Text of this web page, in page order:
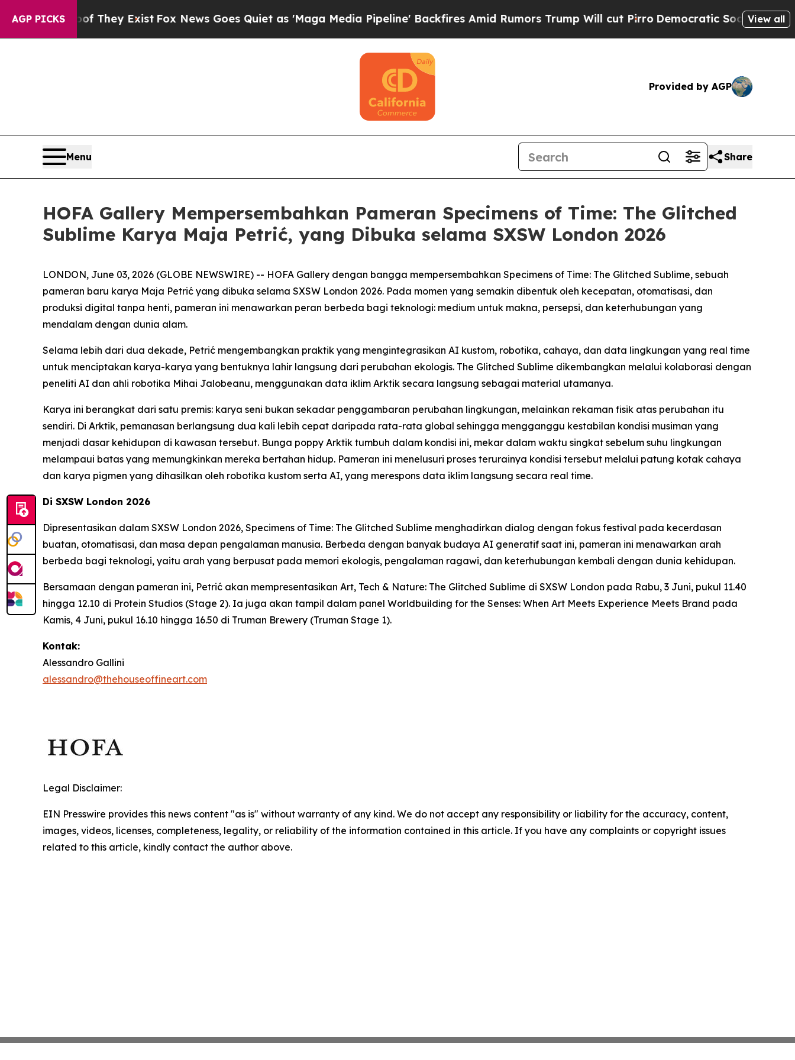
AGP PICKS
no Proof They ExistFox News Goes Quiet as 'Maga Media Pipeline' Backfires Amid Rumors Trump Will cut PirroDemocratic Socialists ofView all
Provided by AGP
Menu Share
HOFA Gallery Mempersembahkan Pameran Specimens of Time: The Glitched
Sublime Karya Maja Petrić, yang Dibuka selama SXSW London 2026
LONDON, June 03, 2026 (GLOBE NEWSWIRE) -- HOFA Gallery dengan bangga mempersembahkan Specimens of Time: The Glitched Sublime, sebuah
pameran baru karya Maja Petrić yang dibuka selama SXSW London 2026. Pada momen yang semakin dibentuk oleh kecepatan, otomatisasi, dan
produksi digital tanpa henti, pameran ini menawarkan peran berbeda bagi teknologi: medium untuk makna, persepsi, dan keterhubungan yang
mendalam dengan dunia alam.
Selama lebih dari dua dekade, Petrić mengembangkan praktik yang mengintegrasikan AI kustom, robotika, cahaya, dan data lingkungan yang real time
untuk menciptakan karya-karya yang bentuknya lahir langsung dari perubahan ekologis. The Glitched Sublime dikembangkan melalui kolaborasi dengan
peneliti AI dan ahli robotika Mihai Jalobeanu, menggunakan data iklim Arktik secara langsung sebagai material utamanya.
Karya ini berangkat dari satu premis: karya seni bukan sekadar penggambaran perubahan lingkungan, melainkan rekaman fisik atas perubahan itu
sendiri. Di Arktik, pemanasan berlangsung dua kali lebih cepat daripada rata-rata global sehingga mengganggu kestabilan kondisi musiman yang
menjadi dasar kehidupan di kawasan tersebut. Bunga poppy Arktik tumbuh dalam kondisi ini, mekar dalam waktu singkat sebelum suhu lingkungan
melampaui batas yang memungkinkan mereka bertahan hidup. Pameran ini menelusuri proses terurainya kondisi tersebut melalui patung kotak cahaya
dan karya pigmen yang dihasilkan oleh robotika kustom serta AI, yang merespons data iklim langsung secara real time.
Di SXSW London 2026
Dipresentasikan dalam SXSW London 2026, Specimens of Time: The Glitched Sublime menghadirkan dialog dengan fokus festival pada kecerdasan
buatan, otomatisasi, dan masa depan pengalaman manusia. Berbeda dengan banyak budaya AI generatif saat ini, pameran ini menawarkan arah
berbeda bagi teknologi, yaitu arah yang berpusat pada memori ekologis, pengalaman ragawi, dan keterhubungan kembali dengan dunia kehidupan.
Bersamaan dengan pameran ini, Petrić akan mempresentasikan Art, Tech & Nature: The Glitched Sublime di SXSW London pada Rabu, 3 Juni, pukul 11.40
hingga 12.10 di Protein Studios (Stage 2). Ia juga akan tampil dalam panel Worldbuilding for the Senses: When Art Meets Experience Meets Brand pada
Kamis, 4 Juni, pukul 16.10 hingga 16.50 di Truman Brewery (Truman Stage 1).
Kontak:
Alessandro Gallini
alessandro@thehouseoffineart.com
Legal Disclaimer:
EIN Presswire provides this news content "as is" without warranty of any kind. We do not accept any responsibility or liability for the accuracy, content,
images, videos, licenses, completeness, legality, or reliability of the information contained in this article. If you have any complaints or copyright issues
related to this article, kindly contact the author above.